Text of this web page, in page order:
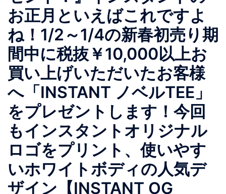
お正月といえばこれですよ
ね！1/2～1/4の新春初売り期
間中に税抜￥10,000以上お
買い上げいただいたお客様
へ「INSTANT ノベルTEE」
をプレゼントします！今回
もインスタントオリジナル
ロゴをプリント、使いやす
いホワイトボディの人気デ
ザイン【INSTANT OG